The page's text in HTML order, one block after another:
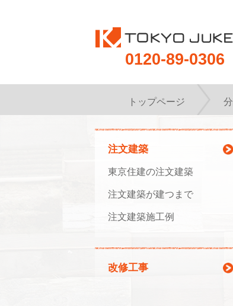
0120-89-0306
トップページ
注文建築
東京住建の注文建築
注文建築が建つまで
注文建築施工例
改修工事